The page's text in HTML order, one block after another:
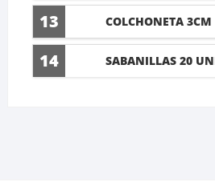
13 COLCHONETA 3CM
14 SABANILLAS 20